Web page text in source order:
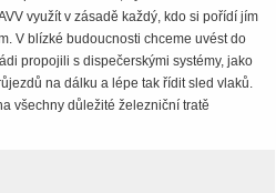
využít v zásadě každý, kdo si pořídí jím
V blízké budoucnosti chceme uvést do
propojili s dispečerskými systémy, jako
na dálku a lépe tak řídit sled vlaků.
všechny důležité železniční tratě